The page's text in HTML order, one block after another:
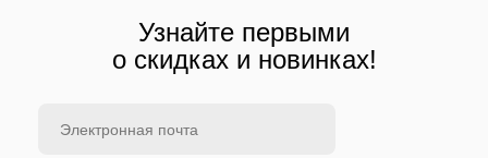
Узнайте первыми
о скидках и новинках!